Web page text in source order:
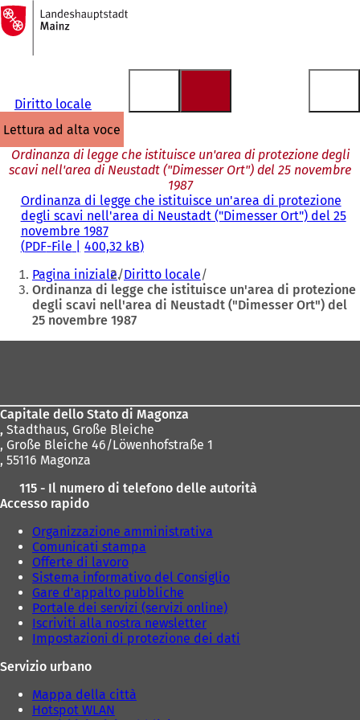
Vai al contenuto
Alla
pagina
iniziale
Diritto locale
lettura ad alta voce
Ordinanza di legge che istituisce un'area di protezione degli
scavi nell'area di Neustadt ("Dimesser Ort") del 25 novembre
1987
Ordinanza di legge che istituisce un'area di protezione
degli scavi nell'area di Neustadt ("Dimesser Ort") del 25
novembre 1987
PDF-File 400,32 kB
Siete
qui:
Pagina iniziale Diritto locale
Ordinanza di legge che istituisce un'area di protezione
degli scavi nell'area di Neustadt ("Dimesser Ort") del
25 novembre 1987
Capitale dello Stato di Magonza
, Stadthaus, Große Bleiche
, Große Bleiche 46/Löwenhofstraße 1
, 55116 Magonza
115 - Il numero di telefono delle autorità
Accesso rapido
Organizzazione amministrativa
Comunicati stampa
Offerte di lavoro
Sistema informativo del Consiglio
Gare d'appalto pubbliche
Portale dei servizi (servizi online)
Iscriviti alla nostra newsletter
Impostazioni di protezione dei dati
Servizio urbano
Mappa della città
Hotspot WLAN